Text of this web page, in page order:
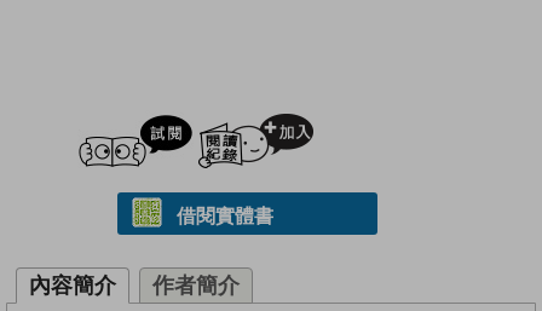
試閲
借閱實體書
內容簡介 作者簡介